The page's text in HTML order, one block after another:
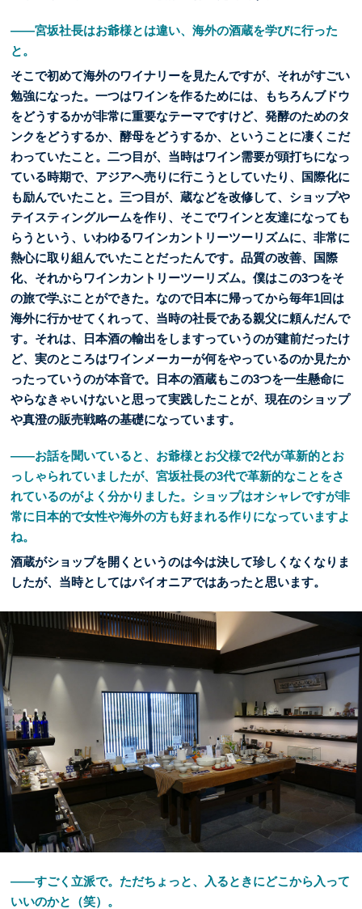
――宮坂社長はお爺様とは違い、海外の酒蔵を学びに行った
と。
そこで初めて海外のワイナリーを見たんですが、それがすごい
勉強になった。一つはワインを作るためには、もちろんブドウ
をどうするかが非常に重要なテーマですけど、発酵のためのタ
ンクをどうするか、酵母をどうするか、ということに凄くこだ
わっていたこと。二つ目が、当時はワイン需要が頭打ちになっ
ている時期で、アジアへ売りに行こうとしていたり、国際化に
も励んでいたこと。三つ目が、蔵などを改修して、ショップや
テイスティングルームを作り、そこでワインと友達になっても
らうという、いわゆるワインカントリーツーリズムに、非常に
熱心に取り組んでいたことだったんです。品質の改善、国際
化、それからワインカントリーツーリズム。僕はこの3つをそ
の旅で学ぶことができた。なので日本に帰ってから毎年1回は
海外に行かせてくれって、当時の社長である親父に頼んだんで
す。それは、日本酒の輸出をしますっていうのが建前だったけ
ど、実のところはワインメーカーが何をやっているのか見たか
ったっていうのが本音で。日本の酒蔵もこの3つを一生懸命に
やらなきゃいけないと思って実践したことが、現在のショップ
や真澄の販売戦略の基礎になっています。
――お話を聞いていると、お爺様とお父様で2代が革新的とお
っしゃられていましたが、宮坂社長の3代で革新的なことをさ
れているのがよく分かりました。ショップはオシャレですが非
常に日本的で女性や海外の方も好まれる作りになっていますよ
ね。
酒蔵がショップを開くというのは今は決して珍しくなくなりま
したが、当時としてはパイオニアではあったと思います。
――すごく立派で。ただちょっと、入るときにどこから入って
いいのかと（笑）。